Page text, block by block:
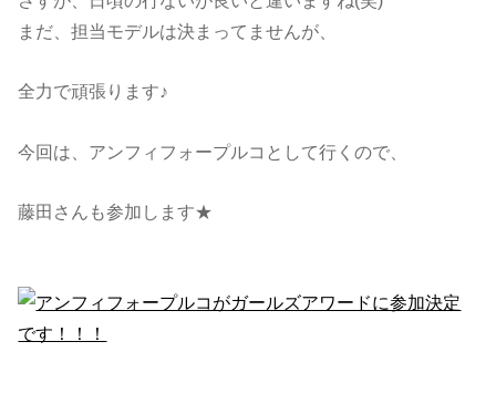
まだ、担当モデルは決まってませんが、
全力で頑張ります♪
今回は、アンフィフォープルコとして行くので、
藤田さんも参加します★